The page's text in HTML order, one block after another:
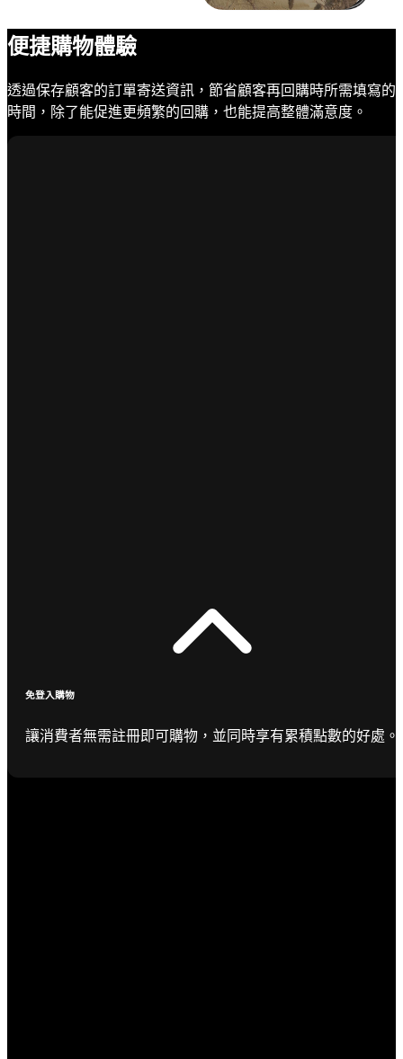
便捷購物體驗
透過保存顧客的訂單寄送資訊，節省顧客再回購時所需填寫的
時間，除了能促進更頻繁的回購，也能提高整體滿意度。
免登入購物
讓消費者無需註冊即可購物，並同時享有累積點數的好處。